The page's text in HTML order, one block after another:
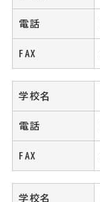
電話
FAX
学校名
電話
FAX
学校名